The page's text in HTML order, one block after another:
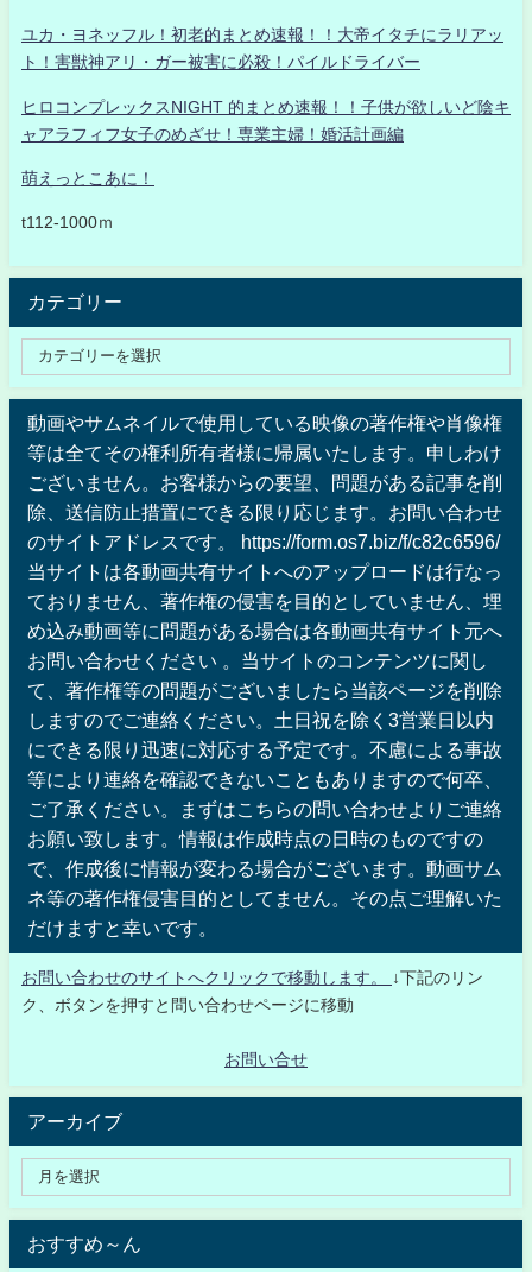
ユカ・ヨネッフル！初老的まとめ速報！！大帝イタチにラリアッ
ト！害獣神アリ・ガー被害に必殺！パイルドライバー
ヒロコンプレックスNIGHT 的まとめ速報！！子供が欲しいど陰キ
ャアラフィフ女子のめざせ！専業主婦！婚活計画編
萌えっとこあに！
t112-1000ｍ
カテゴリー
動画やサムネイルで使用している映像の著作権や肖像権
等は全てその権利所有者様に帰属いたします。申しわけ
ございません。お客様からの要望、問題がある記事を削
除、送信防止措置にできる限り応じます。お問い合わせ
のサイトアドレスです。 https://form.os7.biz/f/c82c6596/
当サイトは各動画共有サイトへのアップロードは行なっ
ておりません、著作権の侵害を目的としていません、埋
め込み動画等に問題がある場合は各動画共有サイト元へ
お問い合わせください 。当サイトのコンテンツに関し
て、著作権等の問題がございましたら当該ページを削除
しますのでご連絡ください。土日祝を除く3営業日以内
にできる限り迅速に対応する予定です。不慮による事故
等により連絡を確認できないこともありますので何卒、
ご了承ください。まずはこちらの問い合わせよりご連絡
お願い致します。情報は作成時点の日時のものですの
で、作成後に情報が変わる場合がございます。動画サム
ネ等の著作権侵害目的としてません。その点ご理解いた
だけますと幸いです。
お問い合わせのサイトへクリックで移動します。
↓下記のリン
ク、ボタンを押すと問い合わせページに移動
お問い合せ
アーカイブ
おすすめ～ん